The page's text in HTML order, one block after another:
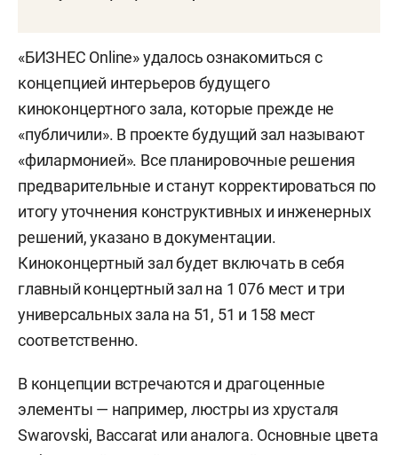
«БИЗНЕС Online» удалось ознакомиться с
концепцией интерьеров будущего
киноконцертного зала, которые прежде не
«публичили». В проекте будущий зал называют
«филармонией». Все планировочные решения
предварительные и станут корректироваться по
итогу уточнения конструктивных и инженерных
решений, указано в документации.
Киноконцертный зал будет включать в себя
главный концертный зал на 1 076 мест и три
универсальных зала на 51, 51 и 158 мест
соответственно.
В концепции встречаются и драгоценные
элементы — например, люстры из хрусталя
Swarovski, Baccarat или аналога. Основные цвета